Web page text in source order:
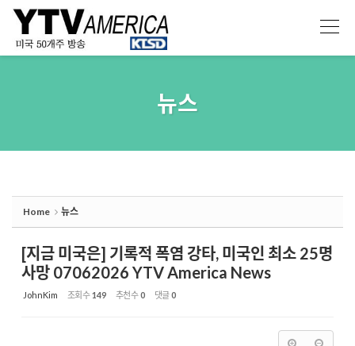
뉴스
Home 뉴스
[지금 미국은] 기록적 폭염 강타, 미국인 최소 25명
사망 07062026 YTV America News
JohnKim 조회 수149 추천 수0 댓글0